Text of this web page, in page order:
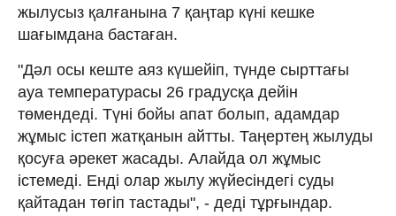
жылусыз қалғанына 7 қаңтар күні кешке
шағымдана бастаған.
"Дәл осы кеште аяз күшейіп, түнде сырттағы
ауа температурасы 26 градусқа дейін
төмендеді. Түні бойы апат болып, адамдар
жұмыс істеп жатқанын айтты. Таңертең жылуды
қосуға әрекет жасады. Алайда ол жұмыс
істемеді. Енді олар жылу жүйесіндегі суды
қайтадан төгіп тастады", - деді тұрғындар.